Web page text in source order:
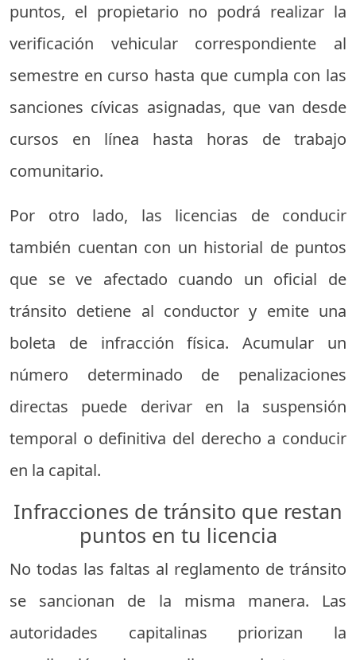
puntos, el propietario no podrá realizar la
verificación vehicular correspondiente al
semestre en curso hasta que cumpla con las
sanciones cívicas asignadas, que van desde
cursos en línea hasta horas de trabajo
comunitario.
Por otro lado, las licencias de conducir
también cuentan con un historial de puntos
que se ve afectado cuando un oficial de
tránsito detiene al conductor y emite una
boleta de infracción física. Acumular un
número determinado de penalizaciones
directas puede derivar en la suspensión
temporal o definitiva del derecho a conducir
en la capital.
Infracciones de tránsito que restan
puntos en tu licencia
No todas las faltas al reglamento de tránsito
se sancionan de la misma manera. Las
autoridades capitalinas priorizan la